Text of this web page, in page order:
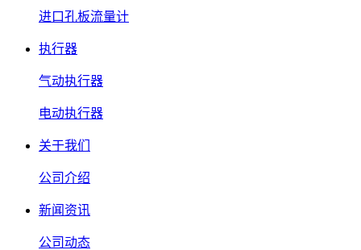
进口孔板流量计
执行器
气动执行器
电动执行器
关于我们
公司介绍
新闻资讯
公司动态